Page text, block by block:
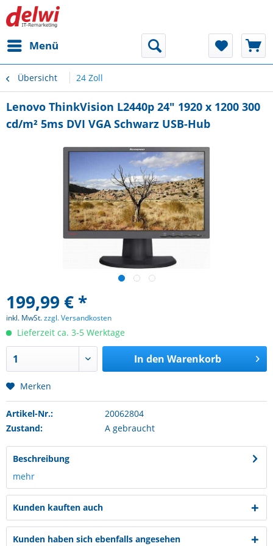
Menü
Übersicht 24 Zoll
Lenovo ThinkVision L2440p 24" 1920 x 1200 300
cd/m² 5ms DVI VGA Schwarz USB-Hub
199,99 € *
inkl. MwSt.zzgl. Versandkosten
Lieferzeit ca. 3-5 Werktage
In den Warenkorb
Merken
Artikel-Nr.:
20062804
Zustand:
A gebraucht
Beschreibung
mehr
Kunden kauften auch
Kunden haben sich ebenfalls angesehen